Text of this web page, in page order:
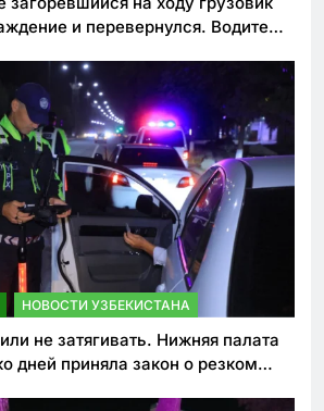
и перевернулся. Водитель
НОВОСТИ УЗБЕКИСТАНА
не затягивать. Нижняя палата
дней приняла закон о резком